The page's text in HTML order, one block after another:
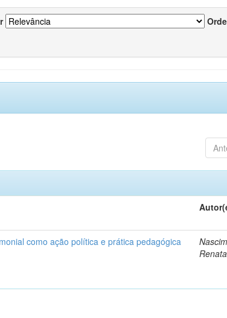
como ação política e prática pedagógica
Renata